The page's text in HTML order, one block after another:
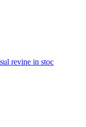
revine in stoc